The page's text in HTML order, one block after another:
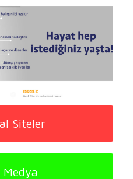
Siteler
Medya